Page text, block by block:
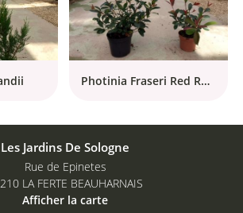
Photinia Fraseri Red Robin
Les Jardins De Sologne
Rue de Epinetes
LA FERTE BEAUHARNAIS
Afficher la carte